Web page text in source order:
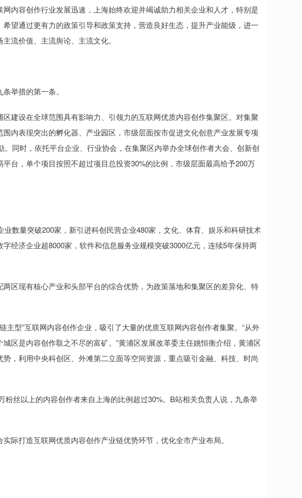
容创作行业发展迅速，上海始终欢迎并竭诚助力相关企业和人才，特别是
望通过更有力的政策引导和政策支持，营造良好生态，提升产业能级，进一
流价值、主流舆论、主流文化。
举措的第一条。
设在全球范围具有影响力、引领力的互联网优质内容创作集聚区。对集聚
内表现突出的孵化器、产业园区，市级层面按市促进文化创意产业发展专项
同时，依托平台企业、行业协会，在集聚区内举办全球创作者大会、创新创
台，单个项目按照不超过项目总投资30%的比例，市级层面最高给予200万
数量突破200家，新引进科创民营企业480家，文化、体育、娱乐和科研技术
经济企业超8000家，软件和信息服务业规模突破3000亿元，连续5年保持两
现有核心产业和头部平台的综合优势，为政策落地和集聚区的差异化、特
型”互联网内容创作企业，吸引了大量的优质互联网内容创作者集聚。“从外
区是内容创作取之不尽的富矿。”黄浦区发展改革委主任姚恒衡介绍，黄浦区
，利用中央科创区、外滩第二立面等空间资源，重点吸引金融、科技、时尚
丝以上的内容创作者来自上海的比例超过30%。B站相关负责人说，九条举
打造互联网优质内容创作产业链优势环节，优化全市产业布局。